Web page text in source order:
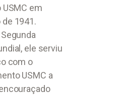
USMC em
1941.
ele serviu
com o
USMC a